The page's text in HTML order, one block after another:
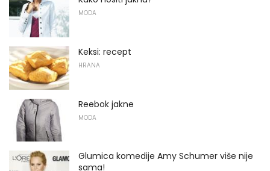
MODA
Keksi: recept
HRANA
Reebok jakne
MODA
Glumica komedije Amy Schumer više nije
sama!